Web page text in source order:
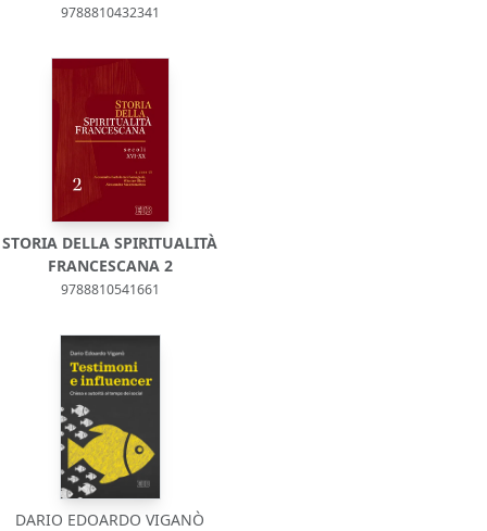
9788810432341
STORIA DELLA SPIRITUALITÀ
FRANCESCANA 2
9788810541661
DARIO EDOARDO VIGANÒ